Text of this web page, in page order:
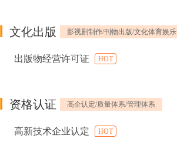
文化出版 影视剧制作/刊物出版/文化体育娱乐
出版物经营许可证 HOT
资格认证 高企认定/质量体系/管理体系
高新技术企业认定 HOT